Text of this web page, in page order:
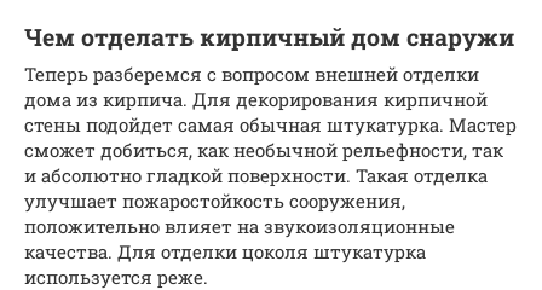
Чем отделать кирпичный дом снаружи
Теперь разберемся с вопросом внешней отделки
дома из кирпича. Для декорирования кирпичной
стены подойдет самая обычная штукатурка. Мастер
сможет добиться, как необычной рельефности, так
и абсолютно гладкой поверхности. Такая отделка
улучшает пожаростойкость сооружения,
положительно влияет на звукоизоляционные
качества. Для отделки цоколя штукатурка
используется реже.